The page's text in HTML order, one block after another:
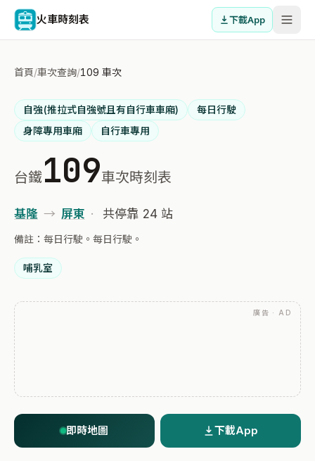
火車時刻表 下載App
首頁/車次查詢/109 車次
自強(推拉式自強號且有自行車車廂)
每日行駛
身障專用車廂
自行車專用
台鐵109車次時刻表
基隆 → 屏東 · 共停靠 24 站
備註：每日行駛。每日行駛。
哺乳室
廣告 · AD
即時地圖 下載App